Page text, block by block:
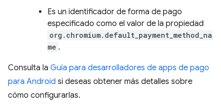
Es un identificador de forma de pago
especificado como el valor de la propiedad
org.chromium.default_payment_method_na
me .
Consulta la Guía para desarrolladores de apps de pago
para Android si deseas obtener más detalles sobre
cómo configurarlas.